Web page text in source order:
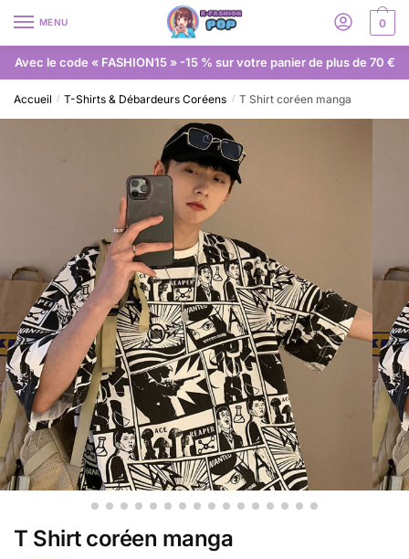
MENU 0
Avec le code « FASHION15 » -15 % sur votre panier de plus de 70 €
Accueil / T-Shirts & Débardeurs Coréens / T Shirt coréen manga
T Shirt coréen manga